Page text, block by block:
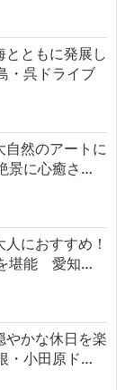
とともに発展し
・呉ドライブ
自然のアートに
景に心癒さ…
におすすめ！
堪能 愛知…
やかな休日を楽
・小田原ド…